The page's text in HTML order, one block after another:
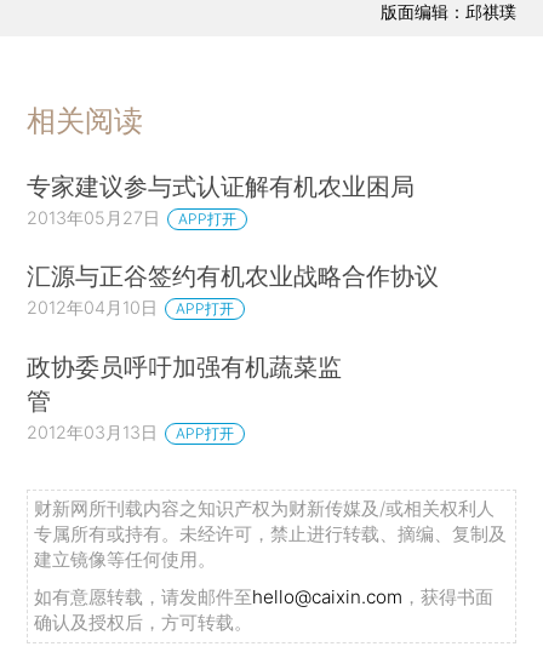
版面编辑：邱祺璞
相关阅读
专家建议参与式认证解有机农业困局
2013年05月27日 APP打开
汇源与正谷签约有机农业战略合作协议
2012年04月10日 APP打开
政协委员呼吁加强有机蔬菜监
管
2012年03月13日 APP打开
财新网所刊载内容之知识产权为财新传媒及/或相关权利人
专属所有或持有。未经许可，禁止进行转载、摘编、复制及
建立镜像等任何使用。
如有意愿转载，请发邮件至hello@caixin.com ，获得书面
确认及授权后，方可转载。